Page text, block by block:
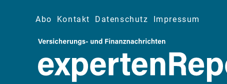
Abo Kontakt Datenschutz Impressum